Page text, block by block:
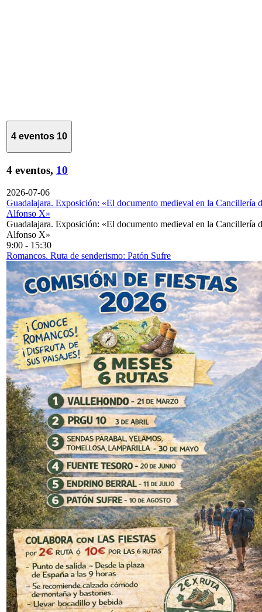
4 eventos 10
4 eventos, 10
2026-07-06
Guadalajara. Exposición: «El documento medieval en la Cancillería
Alfonso X»
Guadalajara. Exposición: «El documento medieval en la Cancillería
Alfonso X»
9:00 - 15:30
Romancos. Ruta de senderismo: Patón Sufre